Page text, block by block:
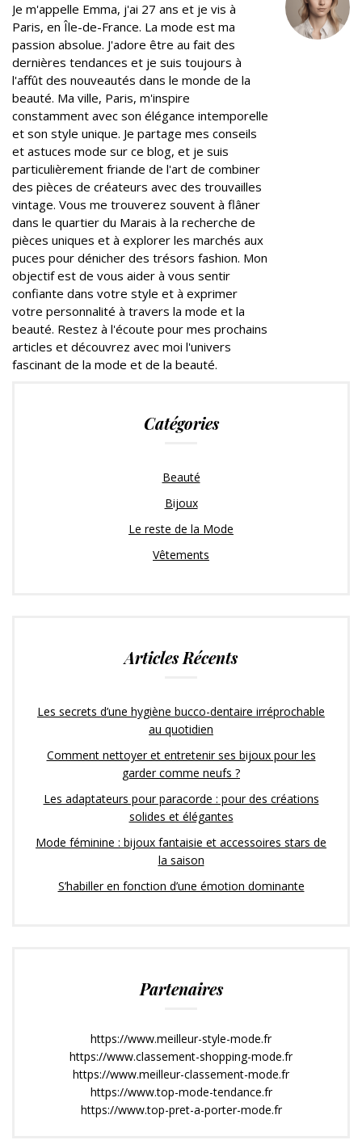
k
n
Je m'appelle Emma, j'ai 27 ans et je vis à
Paris, en Île-de-France. La mode est ma
passion absolue. J'adore être au fait des
dernières tendances et je suis toujours à
l'affût des nouveautés dans le monde de la
beauté. Ma ville, Paris, m'inspire
constamment avec son élégance intemporelle
et son style unique. Je partage mes conseils
et astuces mode sur ce blog, et je suis
particulièrement friande de l'art de combiner
des pièces de créateurs avec des trouvailles
vintage. Vous me trouverez souvent à flâner
dans le quartier du Marais à la recherche de
pièces uniques et à explorer les marchés aux
puces pour dénicher des trésors fashion. Mon
objectif est de vous aider à vous sentir
confiante dans votre style et à exprimer
votre personnalité à travers la mode et la
beauté. Restez à l'écoute pour mes prochains
articles et découvrez avec moi l'univers
fascinant de la mode et de la beauté.
Catégories
Beauté
Bijoux
Le reste de la Mode
Vêtements
Articles Récents
Les secrets d’une hygiène bucco-dentaire irréprochable
au quotidien
Comment nettoyer et entretenir ses bijoux pour les
garder comme neufs ?
Les adaptateurs pour paracorde : pour des créations
solides et élégantes
Mode féminine : bijoux fantaisie et accessoires stars de
la saison
S’habiller en fonction d’une émotion dominante
Partenaires
https://www.meilleur-style-mode.fr
https://www.classement-shopping-mode.fr
https://www.meilleur-classement-mode.fr
https://www.top-mode-tendance.fr
https://www.top-pret-a-porter-mode.fr